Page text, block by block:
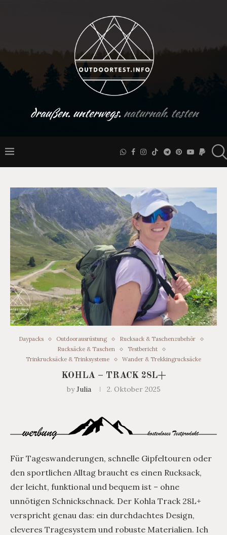
draußen. unterwegs.naturnah. testen
Daypacks Outdoorausrüstung
Rucksack & Taschenzubehör
Rucksäcke & Taschen
Testbericht
Trinkrucksäcke & Trinksysteme
Wander & Trekkingrucksäcke
KOHLA – TRACK 28L+
byJulia 2. Oktober 2025
Für Tageswanderungen, schnelle Gipfeltouren oder
den sportlichen Alltag braucht es einen Rucksack,
der leicht, funktional und bequem ist – ohne
unnötigen Schnickschnack. Der Kohla Track 28L+
verspricht genau das: ein durchdachtes Design,
cleveres Tragesystem und robuste Materialien. Ich